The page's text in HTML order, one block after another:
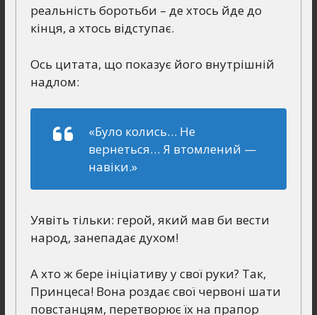
реальність боротьби – де хтось йде до
кінця, а хтось відступає.
Ось цитата, що показує його внутрішній
надлом:
«Було колись… Не
вернеться… Я втомлений —
навіки.»
Уявіть тільки: герой, який мав би вести
народ, занепадає духом!
А хто ж бере ініціативу у свої руки? Так,
Принцеса! Вона роздає свої червоні шати
повстанцям, перетворює їх на прапор